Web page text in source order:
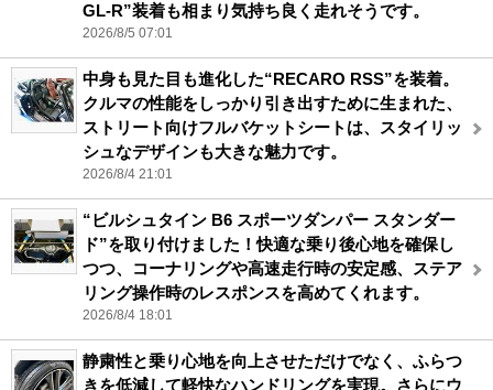
GL-R”装着も相まり気持ち良く走れそうです。
2026/8/5 07:01
中身も見た目も進化した“RECARO RSS”を装着。
クルマの性能をしっかり引き出すために生まれた、
ストリート向けフルバケットシートは、スタイリッ
シュなデザインも大きな魅力です。
2026/8/4 21:01
“ビルシュタイン B6 スポーツダンパー スタンダー
ド”を取り付けました！快適な乗り後心地を確保し
つつ、コーナリングや高速走行時の安定感、ステア
リング操作時のレスポンスを高めてくれます。
2026/8/4 18:01
静粛性と乗り心地を向上させただけでなく、ふらつ
きを低減して軽快なハンドリングを実現。さらにウ